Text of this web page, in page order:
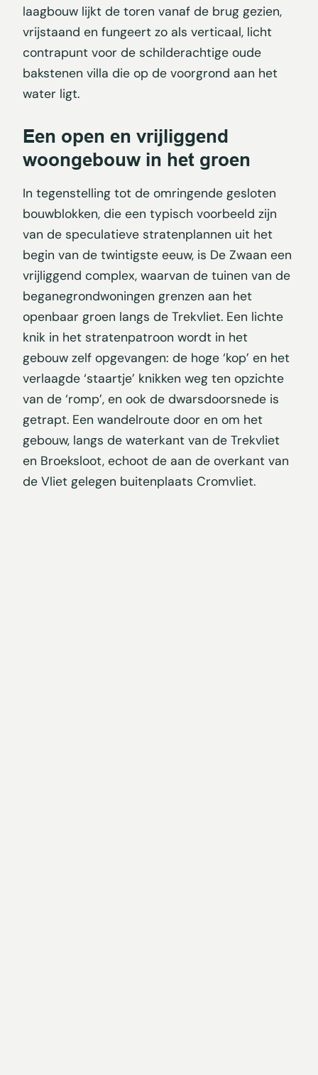
laagbouw lijkt de toren vanaf de brug gezien,
vrijstaand en fungeert zo als verticaal, licht
contrapunt voor de schilderachtige oude
bakstenen villa die op de voorgrond aan het
water ligt.
Een open en vrijliggend
woongebouw in het groen
In tegenstelling tot de omringende gesloten
bouwblokken, die een typisch voorbeeld zijn
van de speculatieve stratenplannen uit het
begin van de twintigste eeuw, is De Zwaan een
vrijliggend complex, waarvan de tuinen van de
beganegrondwoningen grenzen aan het
openbaar groen langs de Trekvliet. Een lichte
knik in het stratenpatroon wordt in het
gebouw zelf opgevangen: de hoge ‘kop’ en het
verlaagde ‘staartje’ knikken weg ten opzichte
van de ‘romp’, en ook de dwarsdoorsnede is
getrapt. Een wandelroute door en om het
gebouw, langs de waterkant van de Trekvliet
en Broeksloot, echoot de aan de overkant van
de Vliet gelegen buitenplaats Cromvliet.